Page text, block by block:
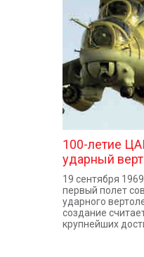
100-летие
ударный
19 сентября
первый полет
ударного
создание
крупнейших